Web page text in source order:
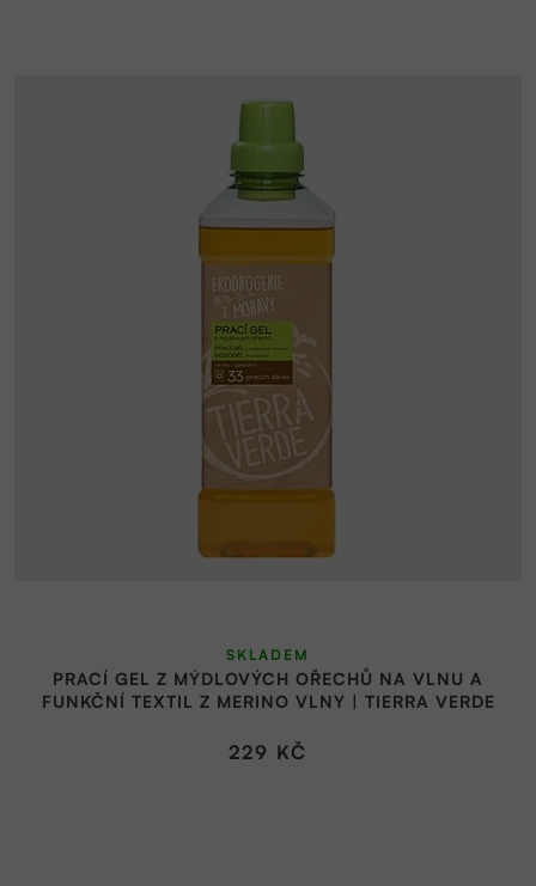
PRACÍ GEL Z MÝDLOVÝCH OŘECHŮ NA VLNU A
FUNKČNÍ TEXTIL Z MERINO VLNY | TIERRA VERDE
SKLADEM
229 KČ